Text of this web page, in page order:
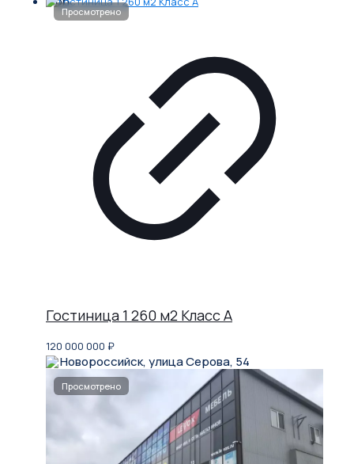
Гостиница 1 260 м2 Класс A
120 000 000 ₽
Новороссийск, улица Серова, 54